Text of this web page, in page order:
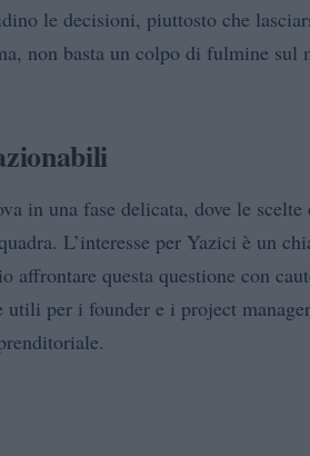
le decisioni, piuttosto che
non basta un colpo di fulmine sul
in una fase delicata, dove le scelte
L’interesse per Yazici è un
affrontare questa questione con
utili per i founder e i project